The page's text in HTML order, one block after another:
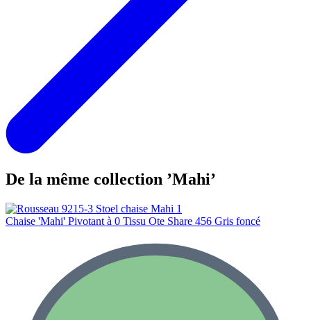
De la même collection ’Mahi’
Chaise 'Mahi' Pivotant à 0 Tissu Ote Share 456 Gris foncé